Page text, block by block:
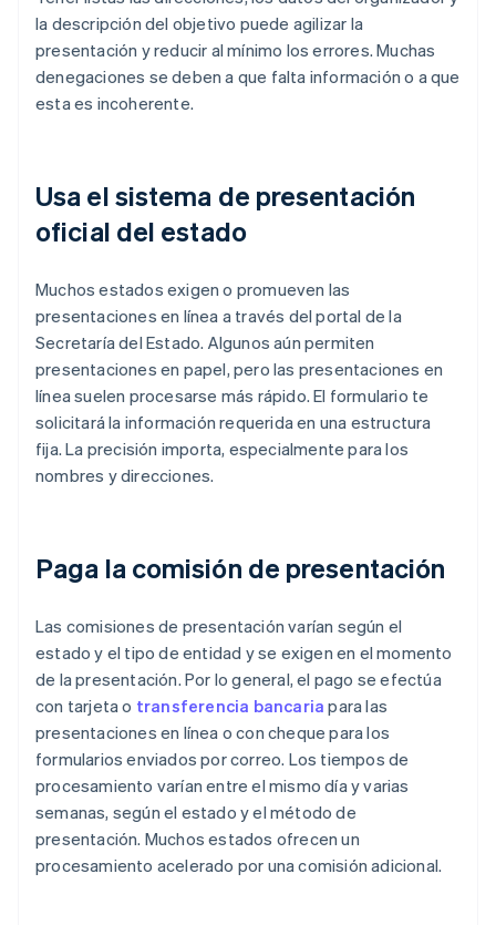
la descripción del objetivo puede agilizar la
presentación y reducir al mínimo los errores. Muchas
denegaciones se deben a que falta información o a que
esta es incoherente.
Usa el sistema de presentación
oficial del estado
Muchos estados exigen o promueven las
presentaciones en línea a través del portal de la
Secretaría del Estado. Algunos aún permiten
presentaciones en papel, pero las presentaciones en
línea suelen procesarse más rápido. El formulario te
solicitará la información requerida en una estructura
fija. La precisión importa, especialmente para los
nombres y direcciones.
Paga la comisión de presentación
Las comisiones de presentación varían según el
estado y el tipo de entidad y se exigen en el momento
de la presentación. Por lo general, el pago se efectúa
con tarjeta o transferencia bancaria para las
presentaciones en línea o con cheque para los
formularios enviados por correo. Los tiempos de
procesamiento varían entre el mismo día y varias
semanas, según el estado y el método de
presentación. Muchos estados ofrecen un
procesamiento acelerado por una comisión adicional.